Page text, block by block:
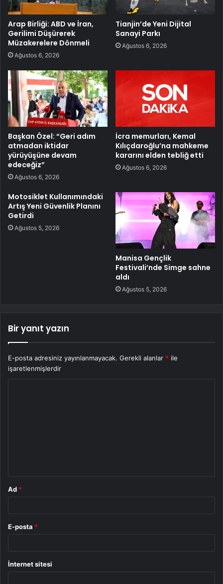
Arap Birliği: ABD ve İran,
Gerilimi Düşürerek
Müzakerelere Dönmeli
Ağustos 6, 2026
Tianjin’de Yeni Dijital
Sanayi Parkı
Ağustos 6, 2026
Başkan Özel: “Geri adım
atmadan iktidar
yürüyüşüne devam
edeceğiz”
Ağustos 6, 2026
İcra memurları, Kemal
Kılıçdaroğlu’na mahkeme
kararını elden tebliğ etti
Ağustos 6, 2026
Motosiklet Kullanımındaki
Artış Yeni Güvenlik Planını
Getirdi
Ağustos 5, 2026
Manisa Gençlik
Festivali’nde Simge sahne
aldı
Ağustos 5, 2026
Bir yanıt yazın
E-posta adresiniz yayınlanmayacak. Gerekli alanlar * ile
işaretlenmişlerdir
Ad *
E-posta *
İnternet sitesi